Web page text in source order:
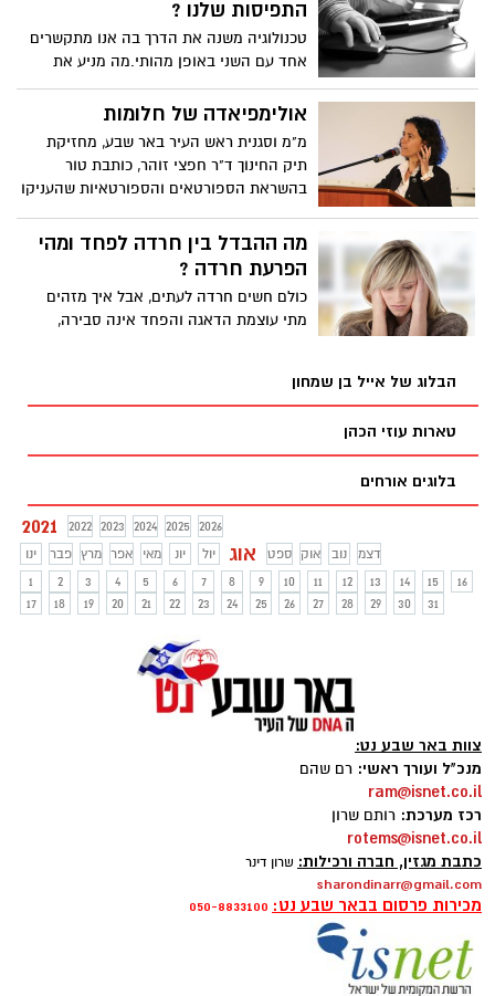
התפיסות שלנו ?
טכנולוגיה משנה את הדרך בה אנו מתקשרים
אחד עם השני באופן מהותי.מה מניע את
התפיסה של נכון ולא נכון בחברה? בשיחה
מעוררת מחשבה זו, העתידן חואן אנריקז
החשיבה כמקובל בעבר - הוא מנסה לברר מה
מטה את כף המאזניים ומעצב את התפיסה
המוסרית שלנו שמבחינה בין הולם ולא הולם,
אתי ולא אתי.
אולימפיאדה של חלומות
מ"מ וסגנית ראש העיר באר שבע, מחזיקת
תיק החינוך ד"ר חפצי זוהר, כותבת טור
בהשראת הספורטאים והספורטאיות שהעניקו
גדולים ולהגשמתם.
מה ההבדל בין חרדה לפחד ומהי
הפרעת חרדה ?
כולם חשים חרדה לעתים, אבל איך מזהים
מתי עוצמת הדאגה והפחד אינה סבירה,
מאמינה כי בלבול יוצרות סטיגמות, ואלה
גורמות לחלק ממי שזקוקים לטיפול להימנע
טבעיות ולא צריכות להדליק נורות אזהרה.
ההבדל בין המנגנונים העצביים של כל תופעה,
ומציעה את הדרכים השונות להתמודדות.
הבלוג של אייל בן שמחון
טארות עוזי הכהן
בלוגים אורחים
2021 2022 2023 2024 2025
2026
ינו
פבר מרץ אפר מאי יונ יול אוג ספט אוק נוב
דצמ
1
2 3 4 5 6 7 8 9 10 11 12 13 14 15
16
17
18 19 20 21 22 23 24 25 26 27 28 29 30 31
צוות באר שבע נט:
מנכ"ל ועורך ראשי: רם שהם
ram@isnet.co.il
רכז מערכת: רותם שרון
rotems@isnet.co.il
כתבת מגזין, חברה ורכילות: שרון דינר
sharondinarr@gmail.com
מכירות פרסום בבאר שבע נט: 050-8833100